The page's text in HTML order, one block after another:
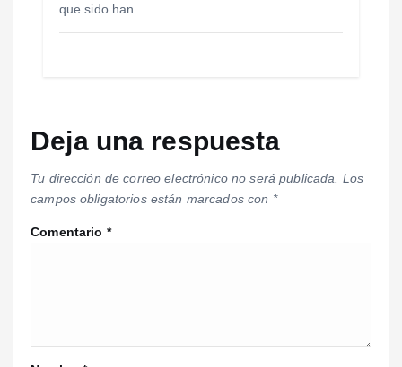
que sido han…
Deja una respuesta
Tu dirección de correo electrónico no será publicada. Los
campos obligatorios están marcados con *
Comentario *